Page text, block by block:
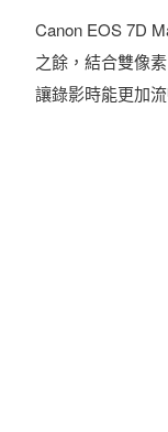
Canon EOS 7D
之餘，結合雙像
讓錄影時能更加